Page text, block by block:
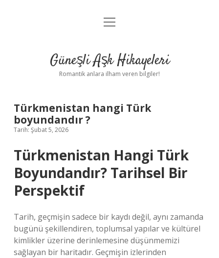
Anasayfa
Yasal Uyarı
menüyü
Güneşli Aşk Hikayeleri
Romantik anlara ilham veren bilgiler!
Türkmenistan hangi Türk
boyundandır ?
Tarih: Şubat 5, 2026
Türkmenistan Hangi Türk
Boyundandır? Tarihsel Bir
Perspektif
Tarih, geçmişin sadece bir kaydı değil, aynı zamanda
bugünü şekillendiren, toplumsal yapılar ve kültürel
kimlikler üzerine derinlemesine düşünmemizi
sağlayan bir haritadır. Geçmişin izlerinden